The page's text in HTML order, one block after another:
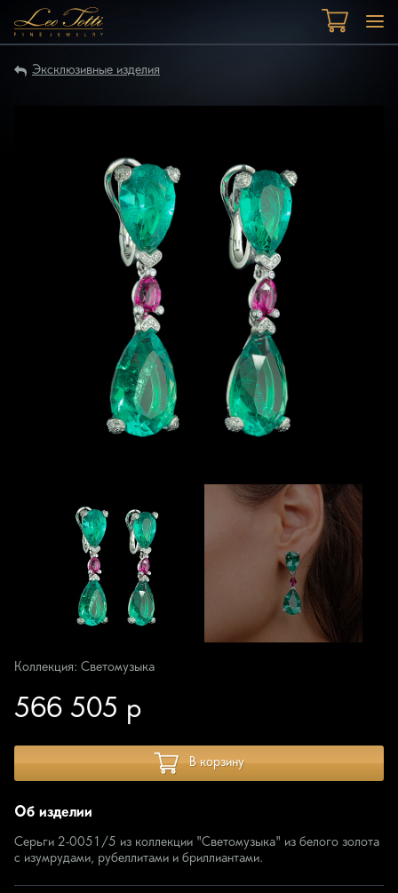
Эксклюзивные изделия
Коллекция: Светомузыка
566 505 р
В корзину
Об изделии
Серьги 2-0051/5 из коллекции "Светомузыка" из белого золота
с изумрудами, рубеллитами и бриллиантами.